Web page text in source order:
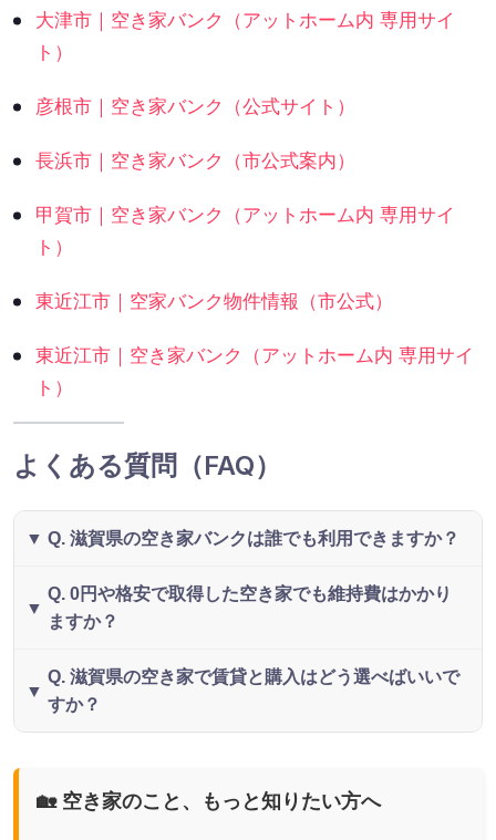
大津市｜空き家バンク（アットホーム内 専用サイ
ト）
彦根市｜空き家バンク（公式サイト）
長浜市｜空き家バンク（市公式案内）
甲賀市｜空き家バンク（アットホーム内 専用サイ
ト）
東近江市｜空家バンク物件情報（市公式）
東近江市｜空き家バンク（アットホーム内 専用サイ
ト）
よくある質問（FAQ）
Q. 滋賀県の空き家バンクは誰でも利用できますか？
Q. 0円や格安で取得した空き家でも維持費はかかり
ますか？
Q. 滋賀県の空き家で賃貸と購入はどう選べばいいで
すか？
🏡 空き家のこと、もっと知りたい方へ